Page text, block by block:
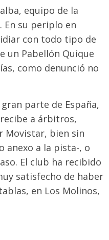
equipo de la
su periplo en
con todo tipo de
un Pabellón Quique
como denunció no
parte de España,
a árbitros,
Movistar, bien sin
anexo a la pista-, o
El club ha recibido
satisfecho de haber
en Los Molinos,